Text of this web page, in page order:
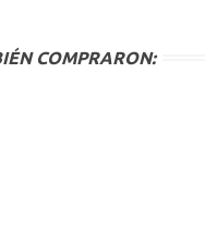
COMPRARON: